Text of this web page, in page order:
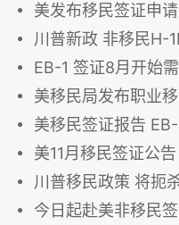
美发布移民签证申
川普新政 非移民H-
EB-1 签证8月开始需
美移民局发布职业移民和
美移民签证报告
美11月移民签证公
川普移民政策 将扼
今日起赴美非移民